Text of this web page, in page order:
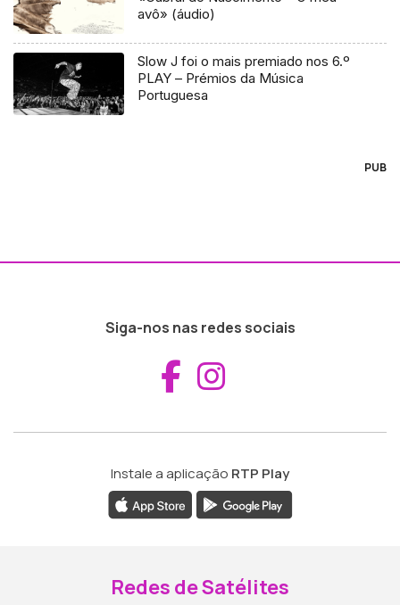
avô» (áudio)
Slow J foi o mais premiado nos 6.º
PLAY – Prémios da Música
Portuguesa
PUB
Siga-nos nas redes sociais
Aceder ao
Instale a aplicação RTP Play
Redes de Satélites